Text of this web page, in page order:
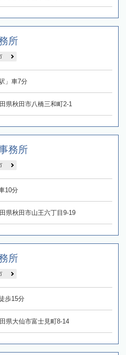
所
」車7分
県秋田市八橋三和町2-1
務所
10分
県秋田市山王六丁目9-19
所
歩15分
県大仙市富士見町8-14